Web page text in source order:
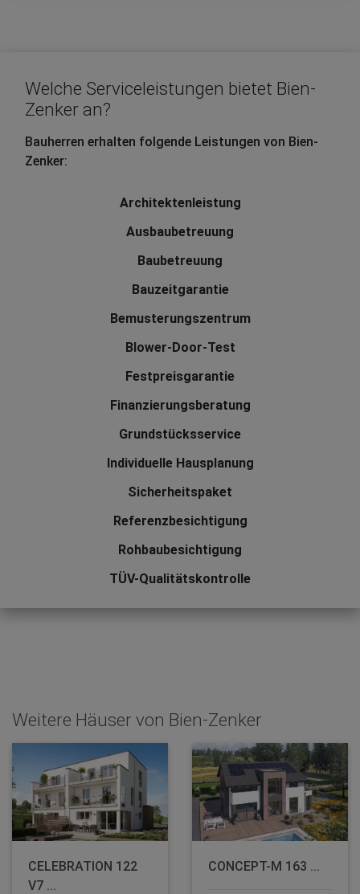
Welche Serviceleistungen bietet Bien-
Zenker an?
Bauherren erhalten folgende Leistungen von Bien-
Zenker:
Architektenleistung
Ausbaubetreuung
Baubetreuung
Bauzeitgarantie
Bemusterungszentrum
Blower-Door-Test
Festpreisgarantie
Finanzierungsberatung
Grundstücksservice
Individuelle Hausplanung
Sicherheitspaket
Referenzbesichtigung
Rohbaubesichtigung
TÜV-Qualitätskontrolle
Weitere Häuser von Bien-Zenker
CELEBRATION 122
V7 ...
CONCEPT-M 163 ...